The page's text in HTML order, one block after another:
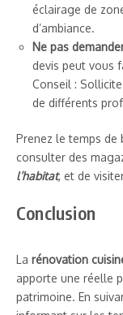
éclairage de
d’ambiance.
Ne pas
devis peut vous
Conseil :
de différents
Prenez le temps de
consulter des
l’habitat, et de
Conclusion
La rénovation
apporte une réelle
patrimoine. En